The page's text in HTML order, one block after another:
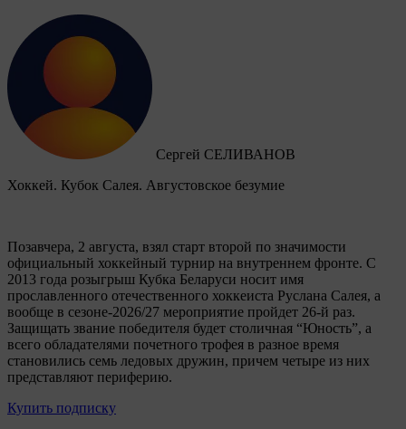
Сергей СЕЛИВАНОВ
Хоккей. Кубок Салея. Августовское безумие
Позавчера, 2 августа, взял старт второй по значимости
официальный хоккейный турнир на внутреннем фронте. C
2013 года розыгрыш Кубка Беларуси носит имя
прославленного отечественного хоккеиста Руслана Салея, а
вообще в сезоне-2026/27 мероприятие пройдет 26-й раз.
Защищать звание победителя будет столичная “Юность”, а
всего обладателями почетного трофея в разное время
становились семь ледовых дружин, причем четыре из них
представляют периферию.
Купить подписку